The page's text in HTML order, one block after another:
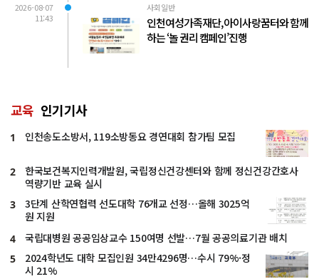
2026-08-07
11:43
사회일반
인천여성가족재단, 아이사랑꿈터와 함께
하는 ‘놀 권리 캠페인’진행
교육 인기기사
1 인천송도소방서, 119소방동요 경연대회 참가팀 모집
2
한국보건복지인력개발원, 국립정신건강센터와 함께 정신건강간호사
역량기반 교육 실시
3
3단계 산학연협력 선도대학 76개교 선정…올해 3025억
원 지원
4 국립대병원 공공임상교수 150여명 선발…7월 공공의료기관 배치
5
2024학년도 대학 모집인원 34만4296명…수시 79%·정
시 21%